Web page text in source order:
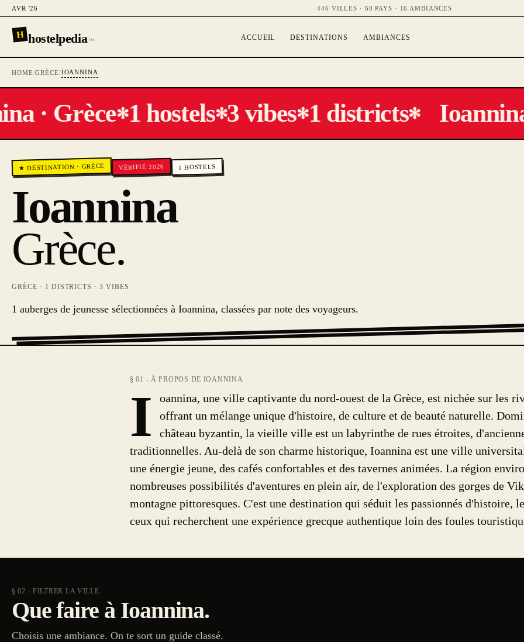
AVR '26 446 VILLES · 60 PAYS · 16 AMBIANCES
H hostelpedia™ ACCUEIL DESTINATIONS AMBIANCES
HOME/GRÈCE/IOANNINA
· Grèce✻1 hostels✻3 vibes✻1 districts✻
★ DESTINATION · GRÈCE VÉRIFIÉ 2026 1 HOSTELS
Ioannina
Grèce.
GRÈCE · 1 DISTRICTS ·3 VIBES
1 auberges de jeunesse sélectionnées à Ioannina, classées par note des voyageurs.
§ 01 - À PROPOS DE IOANNINA
I
oannina, une ville captivante du nord-ouest de la Grèce, est nichée sur les
offrant un mélange unique d'histoire, de culture et de beauté naturelle.
château byzantin, la vieille ville est un labyrinthe de rues étroites,
traditionnelles. Au-delà de son charme historique, Ioannina est une ville
une énergie jeune, des cafés confortables et des tavernes animées. La région
nombreuses possibilités d'aventures en plein air, de l'exploration des gorges de
montagne pittoresques. C'est une destination qui séduit les passionnés d'histoire,
ceux qui recherchent une expérience grecque authentique loin des foules
§ 02 - FILTRER LA VILLE
Que faire à Ioannina.
Choisis une ambiance. On te sort un guide classé.